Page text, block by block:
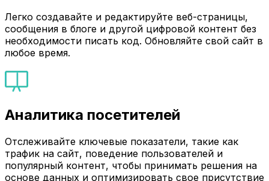
Легко создавайте и редактируйте веб-страницы,
сообщения в блоге и другой цифровой контент без
необходимости писать код. Обновляйте свой сайт в
любое время.
Аналитика посетителей
Отслеживайте ключевые показатели, такие как
трафик на сайт, поведение пользователей и
популярный контент, чтобы принимать решения на
основе данных и оптимизировать свое присутствие